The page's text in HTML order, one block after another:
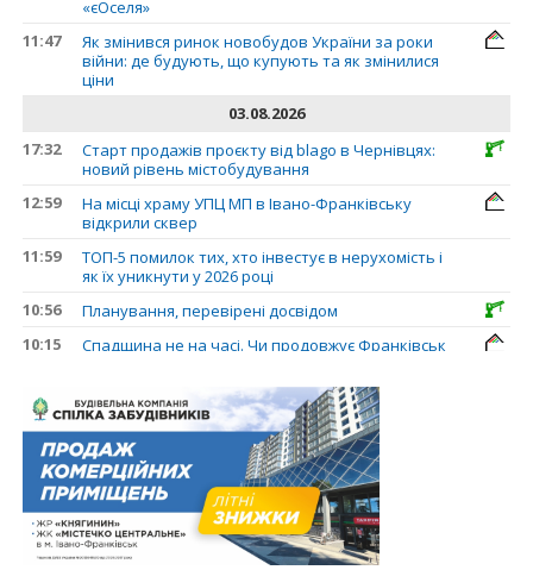
«єОселя»
11:47
Як змінився ринок новобудов України за роки
війни: де будують, що купують та як змінилися
ціни
03.08.2026
17:32
Старт продажів проєкту від blago в Чернівцях:
новий рівень містобудування
12:59
На місці храму УПЦ МП в Івано-Франківську
відкрили сквер
11:59
ТОП-5 помилок тих, хто інвестує в нерухомість і
як їх уникнути у 2026 році
10:56
Планування, перевірені досвідом
10:15
Спадщина не на часі. Чи продовжує Франківськ
31.07.2026
13:35
У Франківську анонсували новий житловий
масив «Надрічний»
30.07.2026
15:01
Ринок житла зміщується на захід: Франківськ —
серед лідерів за зростанням цін на новобудови